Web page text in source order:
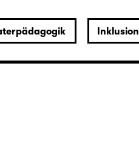
Inklusion